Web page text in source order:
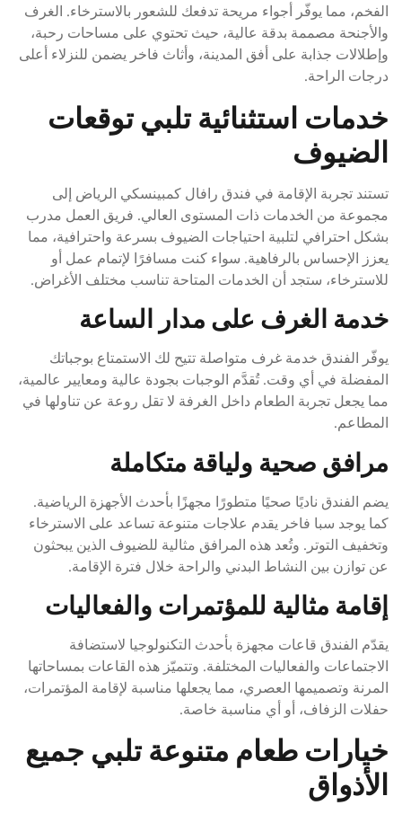
الفخم، مما يوفّر أجواء مريحة تدفعك للشعور بالاسترخاء. الغرف
والأجنحة مصممة بدقة عالية، حيث تحتوي على مساحات رحبة،
وإطلالات جذابة على أفق المدينة، وأثاث فاخر يضمن للنزلاء أعلى
درجات الراحة.
خدمات استثنائية تلبي توقعات
الضيوف
تستند تجربة الإقامة في فندق رافال كمبينسكي الرياض إلى
مجموعة من الخدمات ذات المستوى العالي. فريق العمل مدرب
بشكل احترافي لتلبية احتياجات الضيوف بسرعة واحترافية، مما
يعزز الإحساس بالرفاهية. سواء كنت مسافرًا لإتمام عمل أو
للاسترخاء، ستجد أن الخدمات المتاحة تناسب مختلف الأغراض.
خدمة الغرف على مدار الساعة
يوفّر الفندق خدمة غرف متواصلة تتيح لك الاستمتاع بوجباتك
المفضلة في أي وقت. تُقدَّم الوجبات بجودة عالية ومعايير عالمية،
مما يجعل تجربة الطعام داخل الغرفة لا تقل روعة عن تناولها في
المطاعم.
مرافق صحية ولياقة متكاملة
يضم الفندق ناديًا صحيًا متطورًا مجهزًا بأحدث الأجهزة الرياضية.
كما يوجد سبا فاخر يقدم علاجات متنوعة تساعد على الاسترخاء
وتخفيف التوتر. وتُعد هذه المرافق مثالية للضيوف الذين يبحثون
عن توازن بين النشاط البدني والراحة خلال فترة الإقامة.
إقامة مثالية للمؤتمرات والفعاليات
يقدّم الفندق قاعات مجهزة بأحدث التكنولوجيا لاستضافة
الاجتماعات والفعاليات المختلفة. وتتميّز هذه القاعات بمساحاتها
المرنة وتصميمها العصري، مما يجعلها مناسبة لإقامة المؤتمرات،
حفلات الزفاف، أو أي مناسبة خاصة.
خيارات طعام متنوعة تلبي جميع
الأذواق